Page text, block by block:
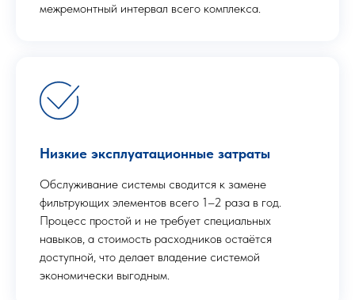
межремонтный интервал всего комплекса.
Низкие эксплуатационные затраты
Обслуживание системы сводится к замене
фильтрующих элементов всего 1–2 раза в год.
Процесс простой и не требует специальных
навыков, а стоимость расходников остаётся
доступной, что делает владение системой
экономически выгодным.